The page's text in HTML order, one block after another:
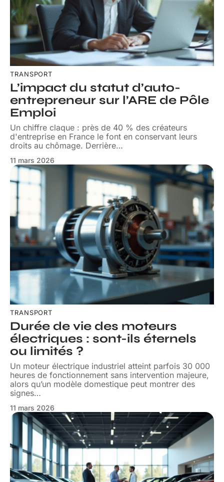
TRANSPORT
L’impact du statut d’auto-
entrepreneur sur l’ARE de Pôle
Emploi
Un chiffre claque : près de 40 % des créateurs
d'entreprise en France le font en conservant leurs
droits au chômage. Derrière…
11 mars 2026
TRANSPORT
Durée de vie des moteurs
électriques : sont-ils éternels
ou limités ?
Un moteur électrique industriel atteint parfois 30 000
heures de fonctionnement sans intervention majeure,
alors qu’un modèle domestique peut montrer des
signes…
11 mars 2026